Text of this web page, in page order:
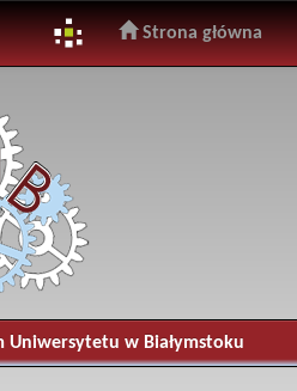
Strona główna
Uniwersytetu w Białymstoku